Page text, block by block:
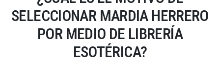
SELECCIONAR MARDIA HERRERO
POR MEDIO DE LIBRERÍA
ESOTÉRICA?